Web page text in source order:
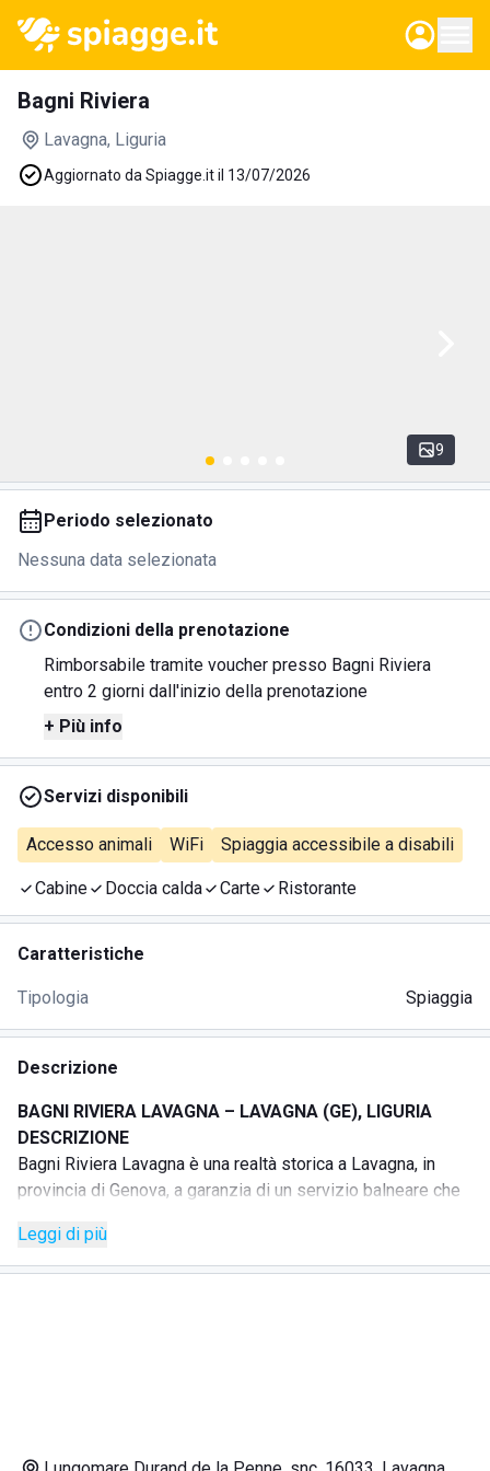
Bagni Riviera
Lavagna, Liguria
Aggiornato da Spiagge.it il 13/07/2026
9
Periodo selezionato
Nessuna data selezionata
Condizioni della prenotazione
Rimborsabile tramite voucher presso Bagni Riviera
entro 2 giorni dall'inizio della prenotazione
+ Più info
Servizi disponibili
Accesso animali WiFi Spiaggia accessibile a disabili
Cabine Doccia calda Carte Ristorante
Caratteristiche
Tipologia Spiaggia
Descrizione
BAGNI RIVIERA LAVAGNA – LAVAGNA (GE), LIGURIA
DESCRIZIONE
Bagni Riviera Lavagna è una realtà storica a Lavagna, in
provincia di Genova, a garanzia di un servizio balneare che
clienti e fidelizzare le persone che ogni anno frequentano
la struttura.
Leggi di più